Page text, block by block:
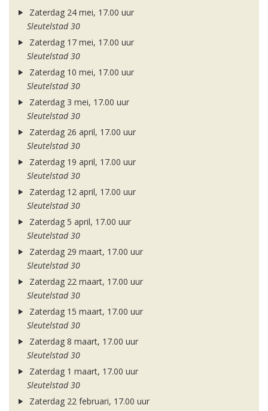
Zaterdag 24 mei, 17.00 uur
Sleutelstad 30
Zaterdag 17 mei, 17.00 uur
Sleutelstad 30
Zaterdag 10 mei, 17.00 uur
Sleutelstad 30
Zaterdag 3 mei, 17.00 uur
Sleutelstad 30
Zaterdag 26 april, 17.00 uur
Sleutelstad 30
Zaterdag 19 april, 17.00 uur
Sleutelstad 30
Zaterdag 12 april, 17.00 uur
Sleutelstad 30
Zaterdag 5 april, 17.00 uur
Sleutelstad 30
Zaterdag 29 maart, 17.00 uur
Sleutelstad 30
Zaterdag 22 maart, 17.00 uur
Sleutelstad 30
Zaterdag 15 maart, 17.00 uur
Sleutelstad 30
Zaterdag 8 maart, 17.00 uur
Sleutelstad 30
Zaterdag 1 maart, 17.00 uur
Sleutelstad 30
Zaterdag 22 februari, 17.00 uur